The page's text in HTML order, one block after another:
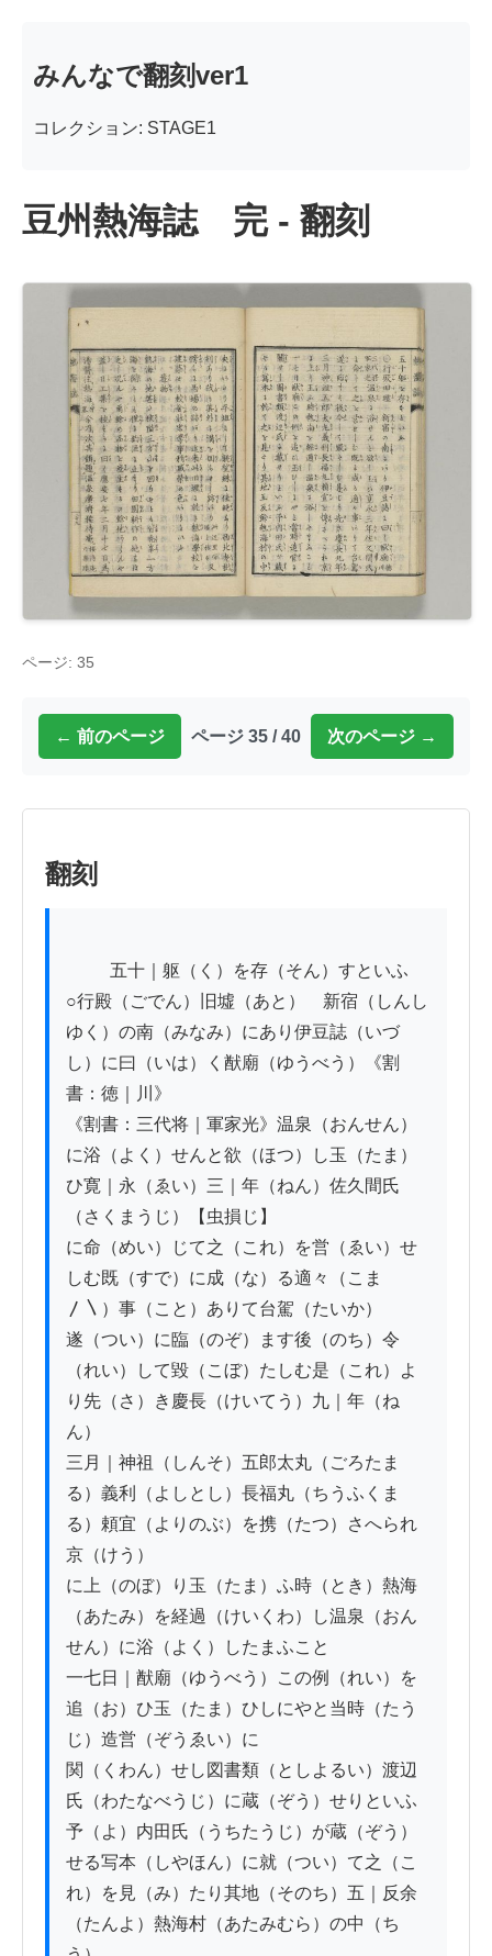
みんなで翻刻ver1
コレクション: STAGE1
豆州熱海誌 完 - 翻刻
ページ: 35
← 前のページ ページ 35 / 40 次のページ →
翻刻
○行殿（ごでん）旧墟（あと）　新宿（しんし
ゆく）の南（みなみ）にあり伊豆誌（いづ
し）に曰（いは）く猷廟（ゆうべう）《割
書：徳｜川》
《割書：三代将｜軍家光》温泉（おんせん）
に浴（よく）せんと欲（ほつ）し玉（たま）
ひ寛｜永（ゑい）三｜年（ねん）佐久間氏
（さくまうじ）【虫損じ】
に命（めい）じて之（これ）を営（ゑい）せ
しむ既（すで）に成（な）る適々（こま
〳〵）事（こと）ありて台駕（たいか）
遂（つい）に臨（のぞ）ます後（のち）令
（れい）して毀（こぼ）たしむ是（これ）よ
り先（さ）き慶長（けいてう）九｜年（ね
ん）
三月｜神祖（しんそ）五郎太丸（ごろたま
る）義利（よしとし）長福丸（ちうふくま
る）頼宜（よりのぶ）を携（たつ）さへられ
京（けう）
に上（のぼ）り玉（たま）ふ時（とき）熱海
（あたみ）を経過（けいくわ）し温泉（おん
せん）に浴（よく）したまふこと
一七日｜猷廟（ゆうべう）この例（れい）を
追（お）ひ玉（たま）ひしにやと当時（たう
じ）造営（ぞうゑい）に
関（くわん）せし図書類（としよるい）渡辺
氏（わたなべうじ）に蔵（ぞう）せりといふ
予（よ）内田氏（うちたうじ）が蔵（ぞう）
せる写本（しやほん）に就（つい）て之（こ
れ）を見（み）たり其地（そのち）五｜反余
（たんよ）熱海村（あたみむら）の中（ち